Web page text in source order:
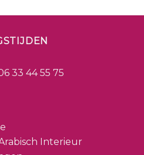
33 44 55 75
Interieur